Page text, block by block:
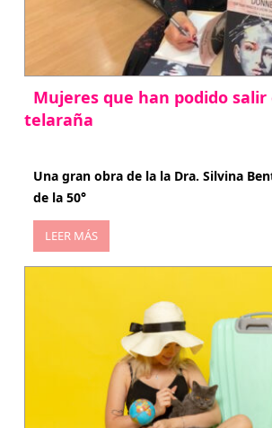
Mujeres que han podido salir
telaraña
Una gran obra de la la Dra. Silvina
de la 50°
LEER MÁS